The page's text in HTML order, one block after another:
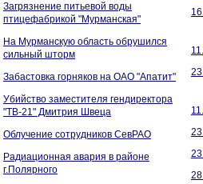
Загрязнение питьевой воды
птицефабрикой "Мурманская"
На Мурманскую область обрушился
сильный шторм
Забастовка горняков на ОАО "Апатит"
Убийство заместителя гендиректора
"ТВ-21" Дмитрия Швеца
Облучение сотрудников СевРАО
Радиационная авария в районе
г.Полярного